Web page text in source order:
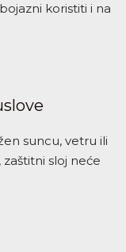
koristiti i na
suncu, vetru ili
sloj neće